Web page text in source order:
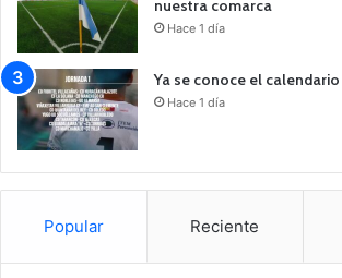
nuestra comarca
Hace 1 día
Ya se conoce el calendario
Hace 1 día
Popular Reciente